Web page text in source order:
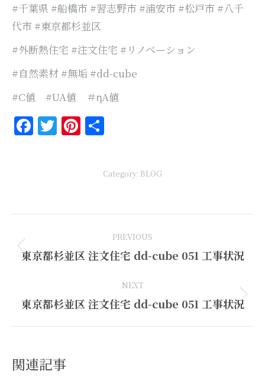
#千葉県 #船橋市 #習志野市 #浦安市 #松戸市 #八千
代市 #東京都杉並区
#外断熱住宅 #注文住宅 #リノベーション
#自然素材 #無垢 #dd-cube
#C値 #UA値 ＃ηA値
Facebook
Twitter
Pinterest
Category: BLOG
PREVIOUS
Previous
東京都杉並区 注文住宅 dd-cube 051 工事状況
NEXT
Next
東京都杉並区 注文住宅 dd-cube 051 工事状況
関連記事